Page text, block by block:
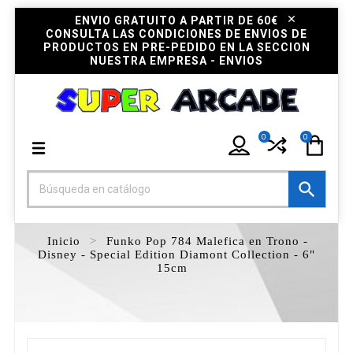
ENVIO GRATUITO A PARTIR DE 60€
CONSULTA LAS CONDICIONES DE ENVIOS DE
PRODUCTOS EN PRE-PEDIDO EN LA SECCION
NUESTRA EMPRESA - ENVIOS
0
0

Inicio
Funko Pop 784 Malefica en Trono -
Disney - Special Edition Diamont Collection - 6"
15cm